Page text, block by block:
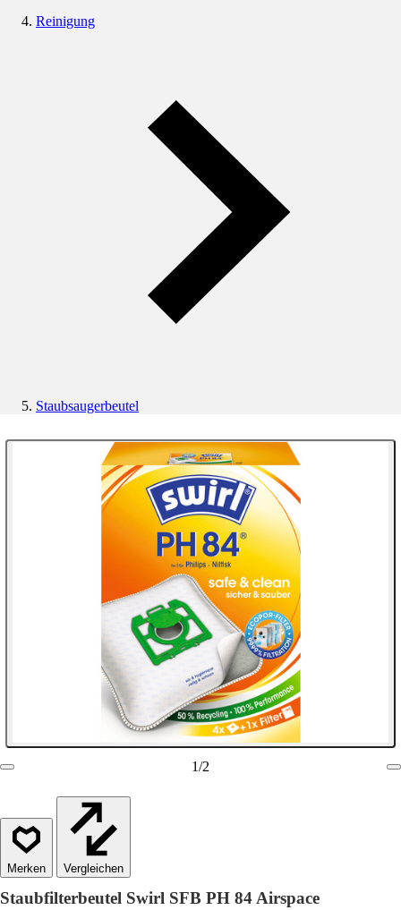
Reinigung
Staubsaugerbeutel
1/2
Vergleichen
Staubfilterbeutel Swirl SFB PH 84 Airspace